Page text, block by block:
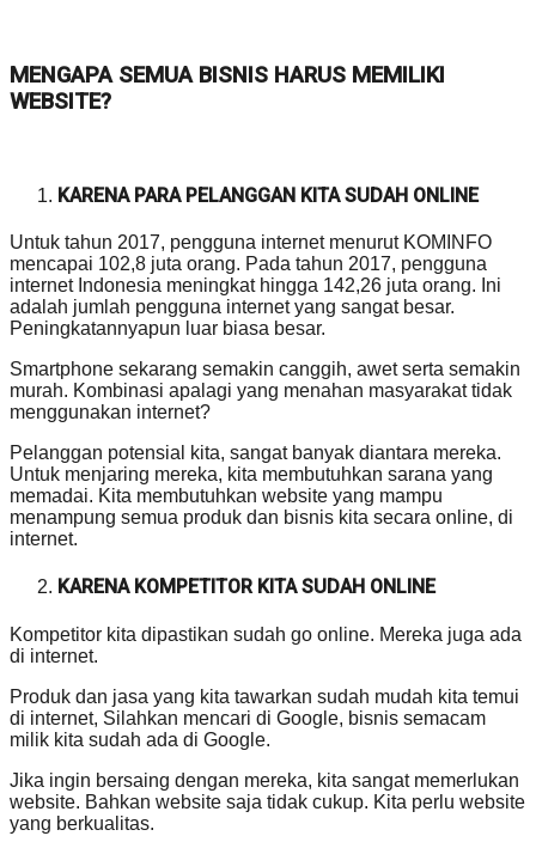
MENGAPA SEMUA BISNIS HARUS MEMILIKI
WEBSITE?
KARENA PARA PELANGGAN KITA SUDAH ONLINE
Untuk tahun 2017, pengguna internet menurut KOMINFO
mencapai 102,8 juta orang. Pada tahun 2017, pengguna
internet Indonesia meningkat hingga 142,26 juta orang. Ini
adalah jumlah pengguna internet yang sangat besar.
Peningkatannyapun luar biasa besar.
Smartphone sekarang semakin canggih, awet serta semakin
murah. Kombinasi apalagi yang menahan masyarakat tidak
menggunakan internet?
Pelanggan potensial kita, sangat banyak diantara mereka.
Untuk menjaring mereka, kita membutuhkan sarana yang
memadai. Kita membutuhkan website yang mampu
menampung semua produk dan bisnis kita secara online, di
internet.
KARENA KOMPETITOR KITA SUDAH ONLINE
Kompetitor kita dipastikan sudah go online. Mereka juga ada
di internet.
Produk dan jasa yang kita tawarkan sudah mudah kita temui
di internet, Silahkan mencari di Google, bisnis semacam
milik kita sudah ada di Google.
Jika ingin bersaing dengan mereka, kita sangat memerlukan
website. Bahkan website saja tidak cukup. Kita perlu website
yang berkualitas.